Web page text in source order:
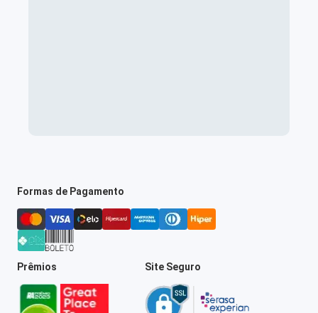
Formas de Pagamento
Prêmios Site Seguro